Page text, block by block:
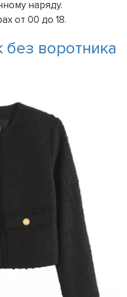
наряду.
от 00 до 18.
воротника